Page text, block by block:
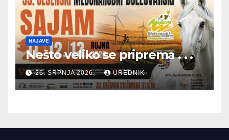
NAJAVE
Nešto veliko se priprema . . .
26. SRPNJA 2026. UREDNIK